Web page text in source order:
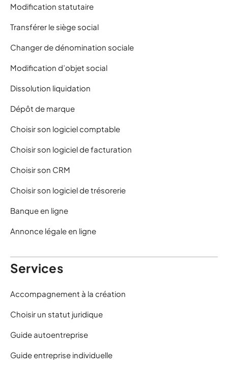
Modification statutaire
Transférer le siège social
Changer de dénomination sociale
Modification d’objet social
Dissolution liquidation
Dépôt de marque
Choisir son logiciel comptable
Choisir son logiciel de facturation
Choisir son CRM
Choisir son logiciel de trésorerie
Banque en ligne
Annonce légale en ligne
Services
Accompagnement à la création
Choisir un statut juridique
Guide autoentreprise
Guide entreprise individuelle